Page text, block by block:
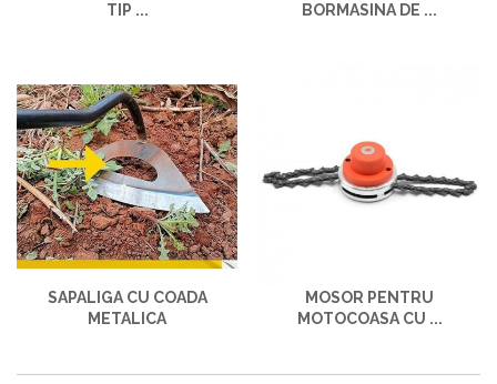
TIP ...
BORMASINA DE ...
SAPALIGA CU COADA
METALICA
MOSOR PENTRU
MOTOCOASA CU ...